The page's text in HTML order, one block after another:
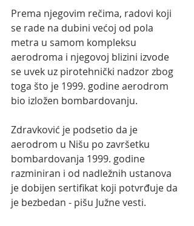
Prema njegovim rečima, radovi koji
se rade na dubini većoj od pola
metra u samom kompleksu
aerodroma i njegovoj blizini izvode
se uvek uz pirotehnički nadzor zbog
toga što je 1999. godine aerodrom
bio izložen bombardovanju.
Zdravković je podsetio da je
aerodrom u Nišu po završetku
bombardovanja 1999. godine
razminiran i od nadležnih ustanova
je dobijen sertifikat koji potvrđuje da
je bezbedan - pišu Južne vesti.